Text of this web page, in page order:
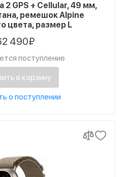
2 GPS + Cellular, 49 мм,
ремешок Alpine
цвета, размер L
490₽
поступление
в корзину
о поступлении